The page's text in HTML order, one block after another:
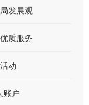
发展观
质服务
动
账户